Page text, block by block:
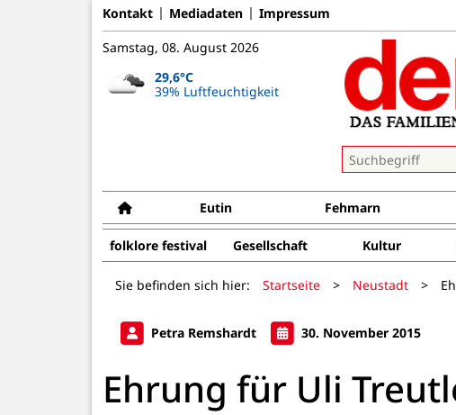
Kontakt Mediadaten Impressum
Samstag, 08. August 2026
29,6°C
39% Luftfeuchtigkeit
Eutin Fehmarn
folklore festival Gesellschaft Kultur
Sie befinden sich hier: Startseite > Neustadt >
Petra Remshardt 30. November 2015
Ehrung für Uli